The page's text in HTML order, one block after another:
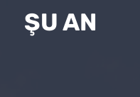
ŞU AN